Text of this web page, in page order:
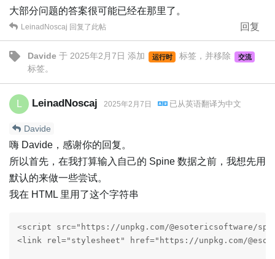
大部分问题的答案很可能已经在那里了。
回复
LeinadNoscaj 回复了此帖
Davide 于 2025年2月7日 添加 运行时 标签 ，并移除 交流
标签。
LeinadNoscaj 2025年2月7日 已从英语翻译为中文
Davide
嗨 Davide，感谢你的回复。
所以首先，在我打算输入自己的 Spine 数据之前，我想先用
默认的来做一些尝试。
我在 HTML 里用了这个字符串
<script src="https://unpkg.com/@esotericsoftware/
<link rel="stylesheet" href="https://unpkg.com/